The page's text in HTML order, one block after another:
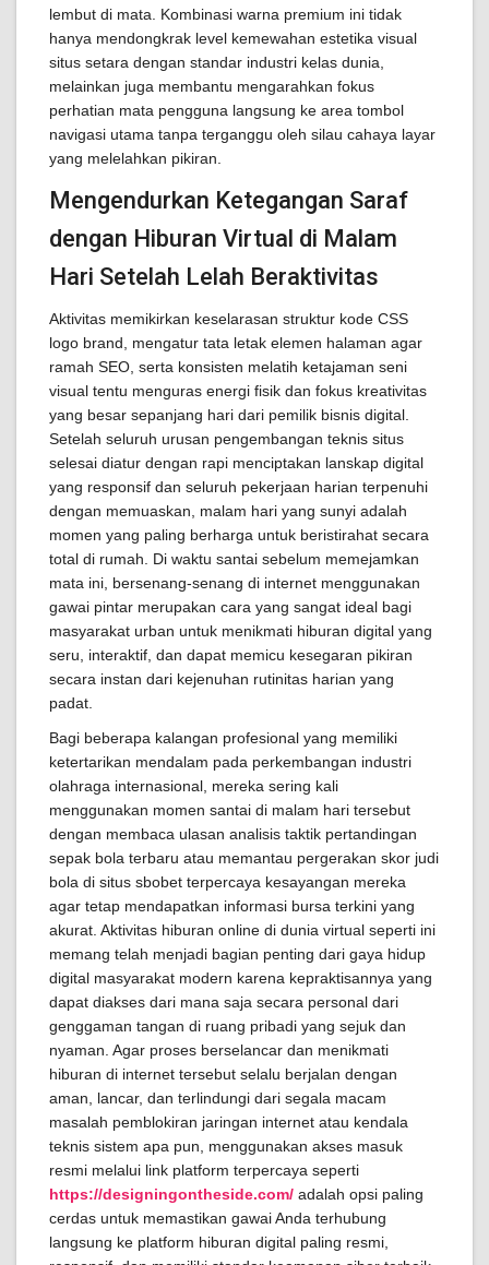
lembut di mata. Kombinasi warna premium ini tidak
hanya mendongkrak level kemewahan estetika visual
situs setara dengan standar industri kelas dunia,
melainkan juga membantu mengarahkan fokus
perhatian mata pengguna langsung ke area tombol
navigasi utama tanpa terganggu oleh silau cahaya layar
yang melelahkan pikiran.
Mengendurkan Ketegangan Saraf
dengan Hiburan Virtual di Malam
Hari Setelah Lelah Beraktivitas
Aktivitas memikirkan keselarasan struktur kode CSS
logo brand, mengatur tata letak elemen halaman agar
ramah SEO, serta konsisten melatih ketajaman seni
visual tentu menguras energi fisik dan fokus kreativitas
yang besar sepanjang hari dari pemilik bisnis digital.
Setelah seluruh urusan pengembangan teknis situs
selesai diatur dengan rapi menciptakan lanskap digital
yang responsif dan seluruh pekerjaan harian terpenuhi
dengan memuaskan, malam hari yang sunyi adalah
momen yang paling berharga untuk beristirahat secara
total di rumah. Di waktu santai sebelum memejamkan
mata ini, bersenang-senang di internet menggunakan
gawai pintar merupakan cara yang sangat ideal bagi
masyarakat urban untuk menikmati hiburan digital yang
seru, interaktif, dan dapat memicu kesegaran pikiran
secara instan dari kejenuhan rutinitas harian yang
padat.
Bagi beberapa kalangan profesional yang memiliki
ketertarikan mendalam pada perkembangan industri
olahraga internasional, mereka sering kali
menggunakan momen santai di malam hari tersebut
dengan membaca ulasan analisis taktik pertandingan
sepak bola terbaru atau memantau pergerakan skor judi
bola di situs sbobet terpercaya kesayangan mereka
agar tetap mendapatkan informasi bursa terkini yang
akurat. Aktivitas hiburan online di dunia virtual seperti ini
memang telah menjadi bagian penting dari gaya hidup
digital masyarakat modern karena kepraktisannya yang
dapat diakses dari mana saja secara personal dari
genggaman tangan di ruang pribadi yang sejuk dan
nyaman. Agar proses berselancar dan menikmati
hiburan di internet tersebut selalu berjalan dengan
aman, lancar, dan terlindungi dari segala macam
masalah pemblokiran jaringan internet atau kendala
teknis sistem apa pun, menggunakan akses masuk
resmi melalui link platform terpercaya seperti
https://designingontheside.com/ adalah opsi paling
cerdas untuk memastikan gawai Anda terhubung
langsung ke platform hiburan digital paling resmi,